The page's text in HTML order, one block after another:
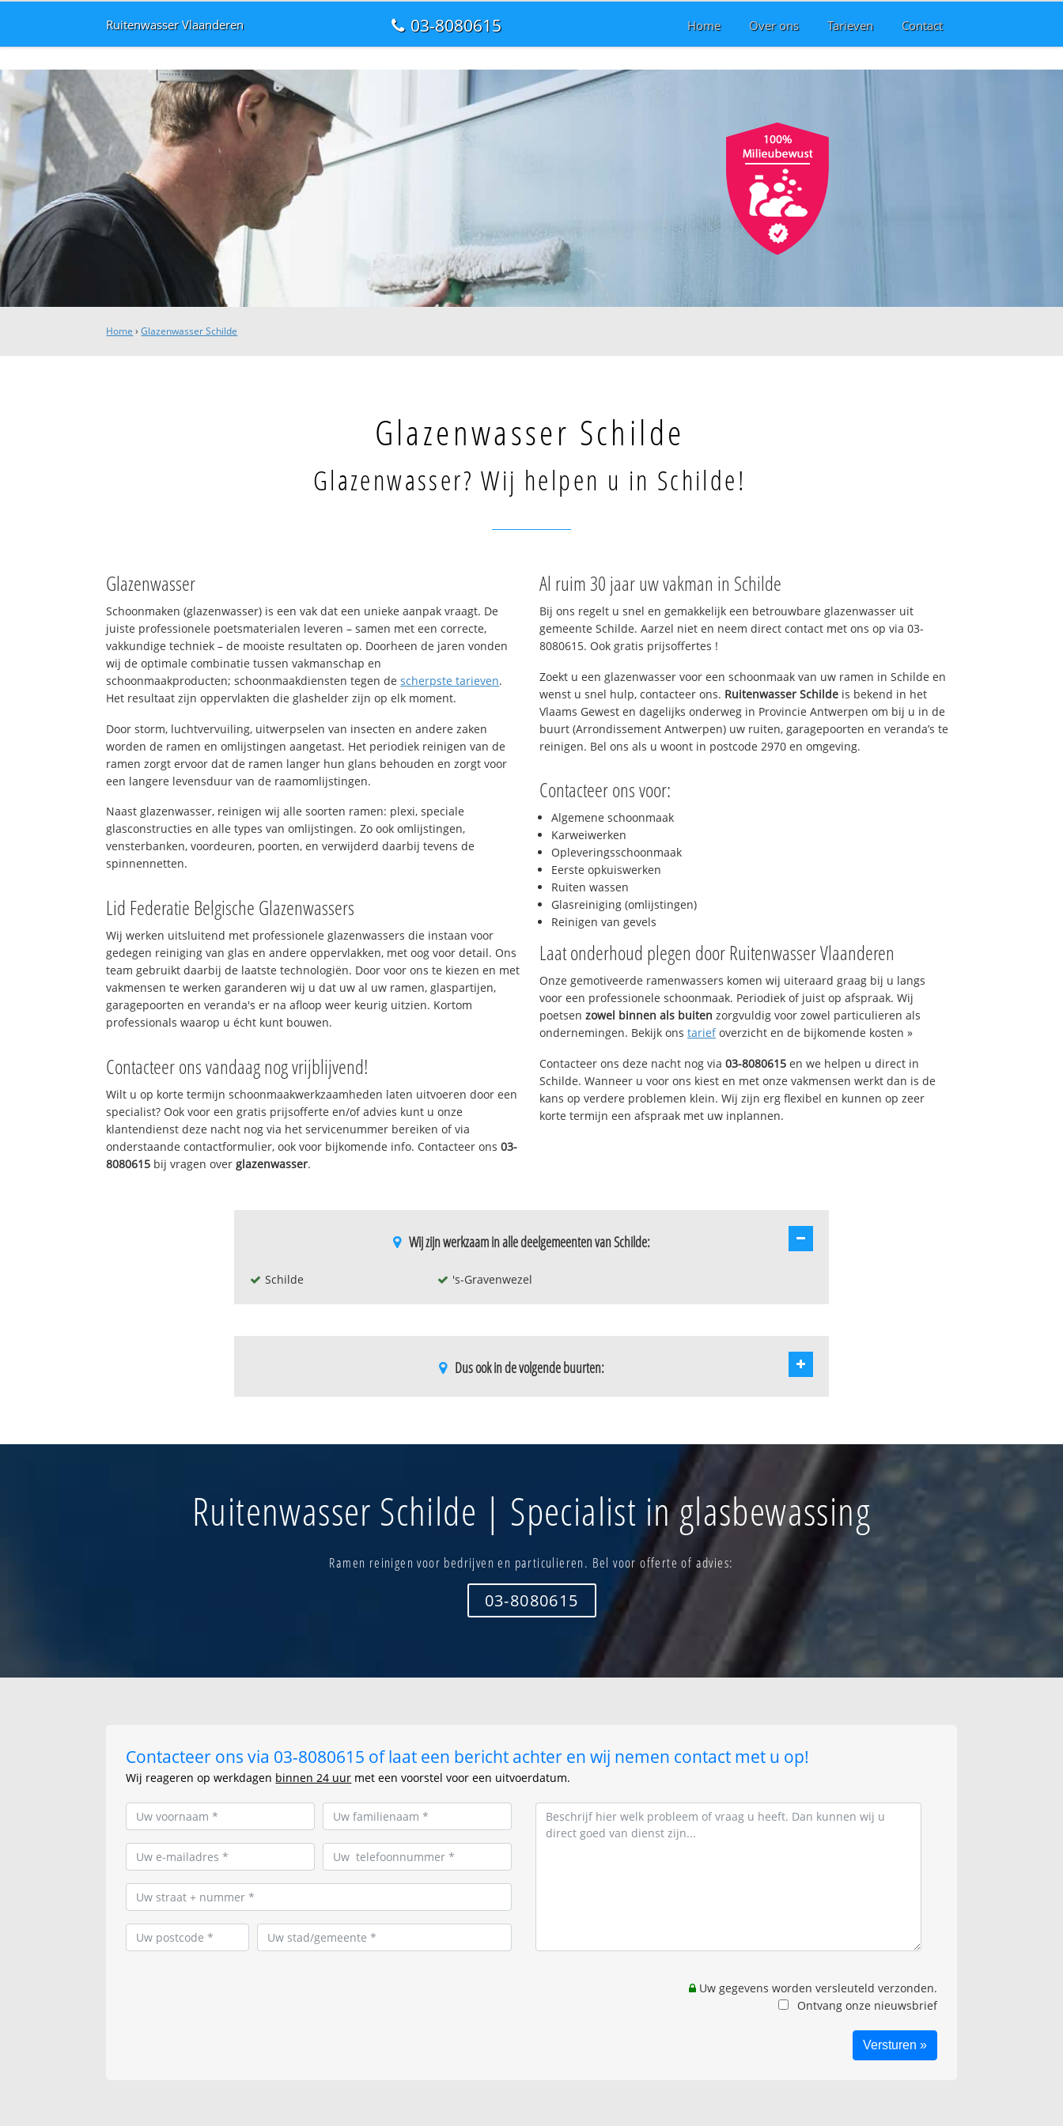
Ruitenwasser Vlaanderen 03-8080615 Home Over ons Tarieven Contact
Home ›Glazenwasser Schilde
Glazenwasser Schilde
Glazenwasser? Wij helpen u in Schilde!
Glazenwasser
Schoonmaken (glazenwasser) is een vak dat een unieke aanpak vraagt. De
juiste professionele poetsmaterialen leveren – samen met een correcte,
vakkundige techniek – de mooiste resultaten op. Doorheen de jaren vonden
wij de optimale combinatie tussen vakmanschap en
schoonmaakproducten; schoonmaakdiensten tegen descherpste tarieven.
Het resultaat zijn oppervlakten die glashelder zijn op elk moment.
Door storm, luchtvervuiling, uitwerpselen van insecten en andere zaken
worden de ramen en omlijstingen aangetast. Het periodiek reinigen van de
ramen zorgt ervoor dat de ramen langer hun glans behouden en zorgt voor
een langere levensduur van de raamomlijstingen.
Naast glazenwasser, reinigen wij alle soorten ramen: plexi, speciale
glasconstructies en alle types van omlijstingen. Zo ook omlijstingen,
vensterbanken, voordeuren, poorten, en verwijderd daarbij tevens de
spinnennetten.
Lid Federatie Belgische Glazenwassers
Wij werken uitsluitend met professionele glazenwassers die instaan voor
gedegen reiniging van glas en andere oppervlakken, met oog voor detail. Ons
team gebruikt daarbij de laatste technologiën. Door voor ons te kiezen en met
vakmensen te werken garanderen wij u dat uw al uw ramen, glaspartijen,
garagepoorten en veranda's er na afloop weer keurig uitzien. Kortom
professionals waarop u écht kunt bouwen.
Contacteer ons vandaag nog vrijblijvend!
Wilt u op korte termijn schoonmaakwerkzaamheden laten uitvoeren door een
specialist? Ook voor een gratis prijsofferte en/of advies kunt u onze
klantendienst deze nacht nog via het servicenummer bereiken of via
onderstaande contactformulier, ook voor bijkomende info. Contacteer ons03-
8080615 bij vragen overglazenwasser.
Al ruim 30 jaar uw vakman in Schilde
Bij ons regelt u snel en gemakkelijk een betrouwbare glazenwasser uit
gemeente Schilde. Aarzel niet en neem direct contact met ons op via 03-
8080615. Ook gratis prijsoffertes !
Zoekt u een glazenwasser voor een schoonmaak van uw ramen in Schilde en
wenst u snel hulp, contacteer ons. Ruitenwasser Schilde is bekend in het
Vlaams Gewest en dagelijks onderweg in Provincie Antwerpen om bij u in de
buurt (Arrondissement Antwerpen) uw ruiten, garagepoorten en veranda’s te
reinigen. Bel ons als u woont in postcode 2970 en omgeving.
Contacteer ons voor:
Algemene schoonmaak
Karweiwerken
Opleveringsschoonmaak
Eerste opkuiswerken
Ruiten wassen
Glasreiniging (omlijstingen)
Reinigen van gevels
Laat onderhoud plegen door Ruitenwasser Vlaanderen
Onze gemotiveerde ramenwassers komen wij uiteraard graag bij u langs
voor een professionele schoonmaak. Periodiek of juist op afspraak. Wij
poetsen zowel binnen als buiten zorgvuldig voor zowel particulieren als
ondernemingen. Bekijk ons tariefoverzicht en de bijkomende kosten »
Contacteer ons deze nacht nog via 03-8080615 en we helpen u direct in
Schilde. Wanneer u voor ons kiest en met onze vakmensen werkt dan is de
kans op verdere problemen klein. Wij zijn erg flexibel en kunnen op zeer
korte termijn een afspraak met uw inplannen.
Wij zijn werkzaam in alle deelgemeenten van Schilde:
Schilde 's-Gravenwezel
Dus ook in de volgende buurten:
De loock
De rest
Kleine waterstr.-schildestrand
Kouwenberg
Schilde-dorp
Schildehof - spreeuwenberg
Steijnhoeven
Ruitenwasser Schilde | Specialist in glasbewassing
Ramen reinigen voor bedrijven en particulieren. Bel voor offerte of advies:
03-8080615
Contacteer ons via 03-8080615 of laat een bericht achter en wij nemen contact met u op!
Wij reageren op werkdagen binnen 24 uur met een voorstel voor een uitvoerdatum.
Uw gegevens worden versleuteld verzonden.
Ontvang onze nieuwsbrief